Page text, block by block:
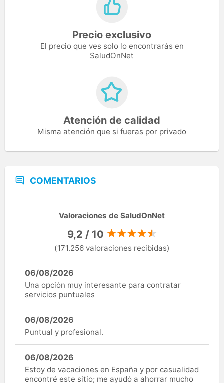
Precio exclusivo
El precio que ves solo lo encontrarás en
SaludOnNet
Atención de calidad
Misma atención que si fueras por privado
COMENTARIOS
Valoraciones de SaludOnNet
9,2 / 10
(171.256 valoraciones recibidas)
06/08/2026
Una opción muy interesante para contratar
servicios puntuales
06/08/2026
Puntual y profesional.
06/08/2026
Estoy de vacaciones en España y por casualidad
encontré este sitio; me ayudó a ahorrar mucho